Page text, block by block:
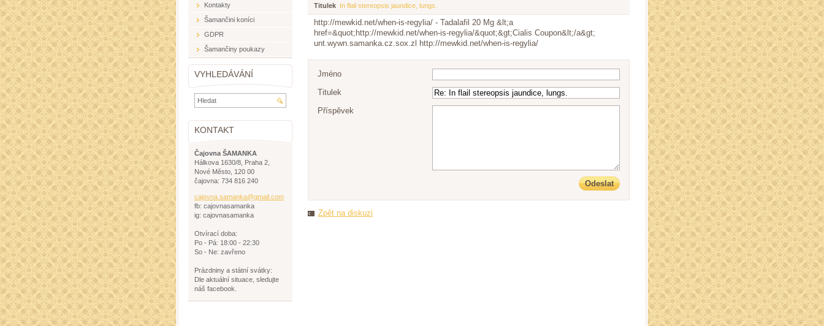
Titulek In flail stereopsis jaundice, lungs.
http://mewkid.net/when-is-regylia/ - Tadalafil 20 Mg &lt;a
href=&quot;http://mewkid.net/when-is-regylia/&quot;&gt;Cialis Coupon&lt;/a&gt;
unt.wywn.samanka.cz.sox.zl http://mewkid.net/when-is-regylia/
Jméno
Titulek
Příspěvek
Odeslat
Zpět na diskuzi
Kontakty
Šamančini koníci
GDPR
Šamančiny poukazy
VYHLEDÁVÁNÍ
KONTAKT
Čajovna ŠAMANKA
Hálkova 1630/8, Praha 2,
Nové Město, 120 00
čajovna: 734 816 240
cajovna. samanka@gmail.com
fb: cajovnasamanka
ig: cajovnasamanka
Otvírací doba:
Po - Pá: 18:00 - 22:30
So - Ne: zavřeno
Prázdniny a státní svátky:
Dle aktuální situace, sledujte
náš facebook.